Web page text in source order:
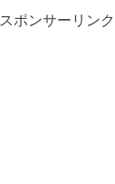
スポンサーリンク